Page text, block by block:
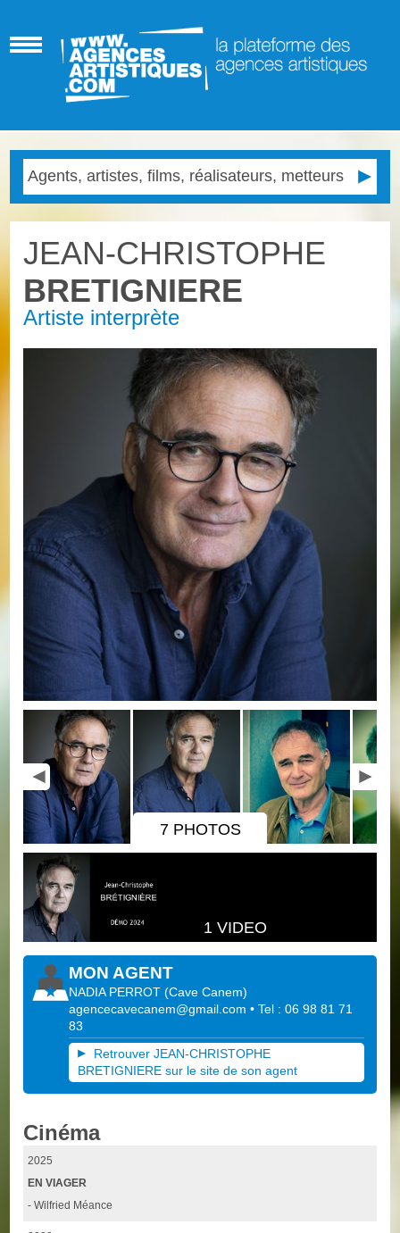
JEAN-CHRISTOPHE
BRETIGNIERE
Artiste interprète
7 PHOTOS
1 VIDEO
MON AGENT
NADIA PERROT (Cave Canem)
agencecavecanem@gmail.com • Tel : 06 98 81 71
83
Retrouver JEAN-CHRISTOPHE
BRETIGNIERE sur le site de son agent
Cinéma
2025
EN VIAGER
- Wilfried Méance